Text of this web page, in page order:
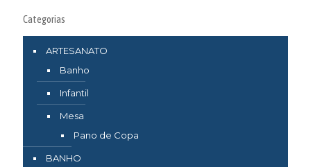
Categorias
ARTESANATO
Banho
Infantil
Mesa
Pano de Copa
BANHO